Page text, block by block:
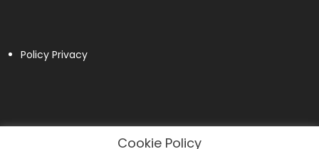
Policy Privacy
Cookie Policy